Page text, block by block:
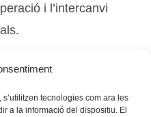
tecnologies com ara les
a la informació del dispositiu. El
i l’intercanvi